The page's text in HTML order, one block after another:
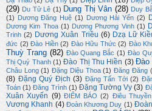
(29) Du Tử Lê (1) Dung Thị Vân (28) Duy
(1)
Dương Đăng Huệ (1) Dương Hải Yến (2)
Dương Kim Thoa (1) Dương Phương Vinh (1)
Trinh (2) Dương Xuân Triều (6) Dzạ Lữ
đức (2) Đào Hiền (2) Đào Hữu Thức (2) Đào
Thuỳ Trang (82) Đào Quang Bắc (1) Đào
Thị Quý Thanh (1) Đào Thị Thu Hiền (3) Đào
Châu Long (1) Đặng Diệu Thoa (1) Đăng Đăng
(8) Đặng Quý Địch (3) Đặng Tấn Tới (2)
Toán (1) Đăng Trình (1) Đặng Tường Vy (3)
Xuân Xuyến (9) ĐIỂM BÁO (2) Điêu Thuyền
Vương Khanh (4) Đoàn Khương Duy (1)